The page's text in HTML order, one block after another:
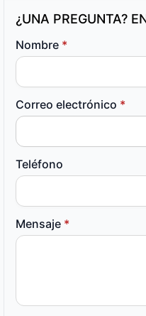
¿UNA PREGUNTA?
Nombre *
Correo electrónico *
Teléfono
Mensaje *